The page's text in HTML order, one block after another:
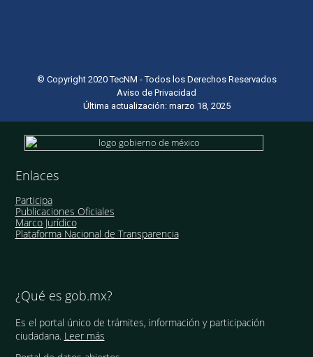
© Copyright 2020 TecNM - Todos los Derechos Reservados
Aviso de Privacidad
Última actualización: marzo 18, 2025
Enlaces
Participa
Publicaciones Oficiales
Marco Jurídico
Plataforma Nacional de Transparencia
¿Qué es gob.mx?
Es el portal único de trámites, información y participación
ciudadana. Leer más